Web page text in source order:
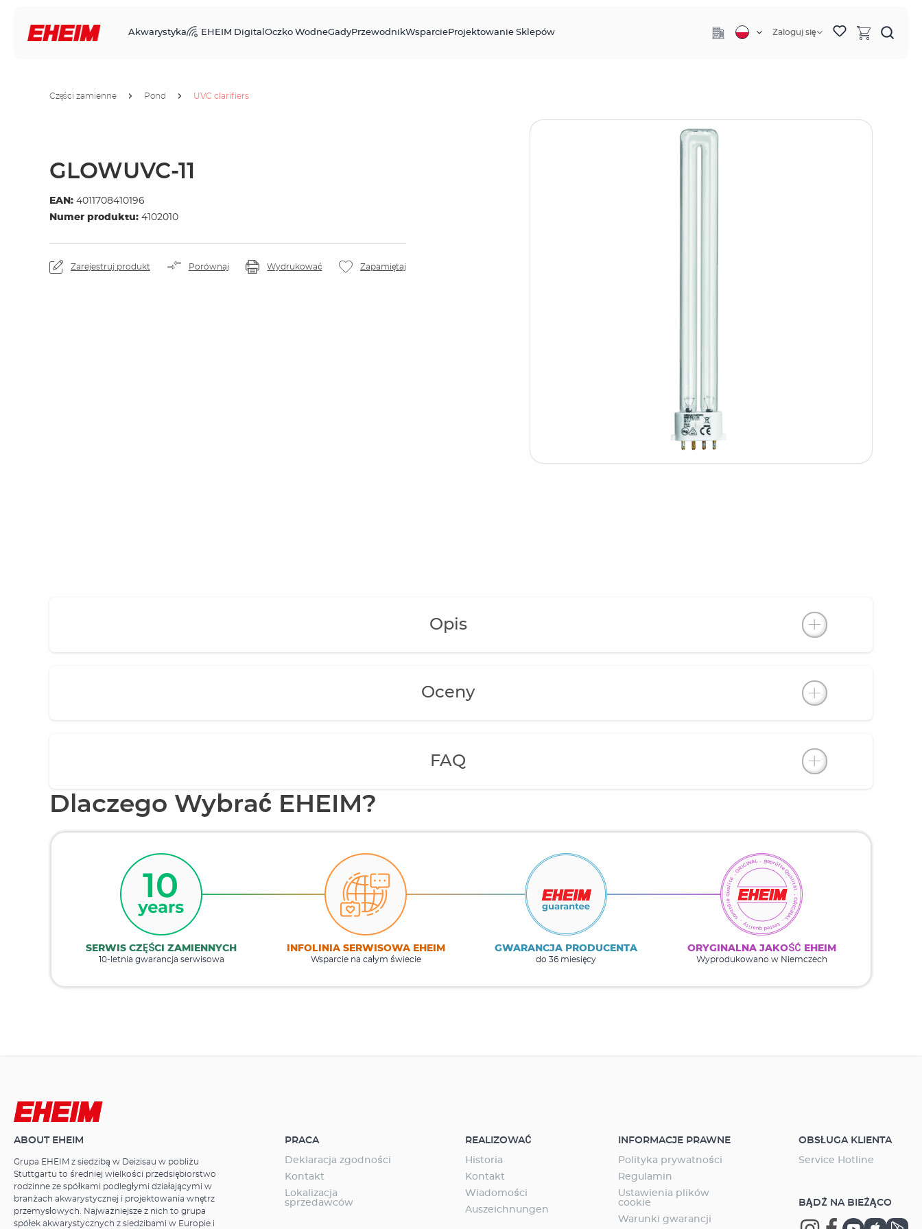
Akwarystyka EHEIM Digital Oczko WodneGadyPrzewodnikWsparcieProjektowanie Sklepów Zaloguj się
Części zamienne Pond UVC clarifiers
GLOWUVC-11
EAN: 4011708410196
Numer produktu: 4102010
Zarejestruj produkt Porównaj Wydrukować Zapamiętaj
Opis
Oceny
FAQ
Dlaczego Wybrać EHEIM?
SERWIS CZĘŚCI ZAMIENNYCH
10-letnia gwarancja serwisowa
INFOLINIA SERWISOWA EHEIM
Wsparcie na całym świecie
GWARANCJA PRODUCENTA
do 36 miesięcy
ORYGINALNA JAKOŚĆ EHEIM
Wyprodukowano w Niemczech
ABOUT EHEIM
Grupa EHEIM z siedzibą w Deizisau w pobliżu
Stuttgartu to średniej wielkości przedsiębiorstwo
rodzinne ze spółkami podległymi działającymi w
branżach akwarystycznej i projektowania wnętrz
przemysłowych. Najważniejsze z nich to grupa
spółek akwarystycznych z siedzibami w Europie i
PRACA
Deklaracja zgodności
Kontakt
Lokalizacja
sprzedawców
REALIZOWAĆ
Historia
Kontakt
Wiadomości
Auszeichnungen
INFORMACJE PRAWNE
Polityka prywatności
Regulamin
Ustawienia plików
cookie
Warunki gwarancji
OBSŁUGA KLIENTA
Service Hotline
BĄDŹ NA BIEŻĄCO